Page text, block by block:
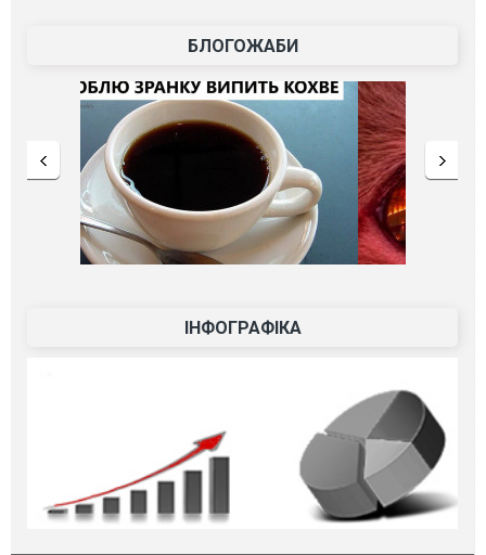
БЛОГОЖАБИ
ІНФОГРАФІКА